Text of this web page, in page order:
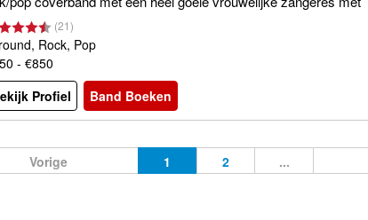
ervaring!!!!! Beschikt over eigen PA
(21)
Rock, Pop
- €850
Profiel
Band Boeken
Vorige 1 2 ...